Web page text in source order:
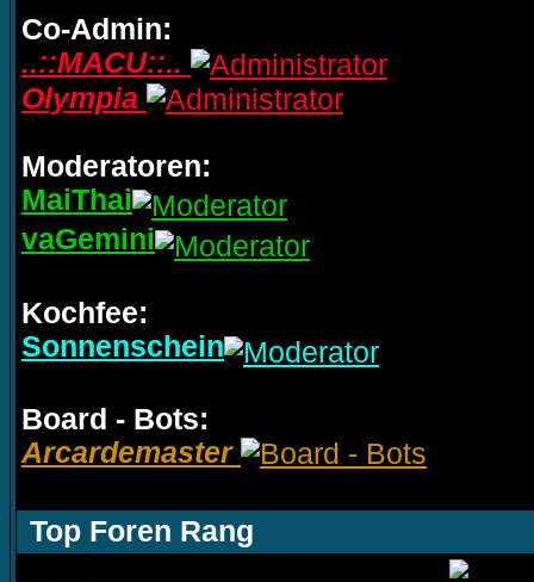
Co-Admin:
..::MACU::..
Olympia
Moderatoren:
MaiThai
vaGemini
Kochfee:
Sonnenschein
Board - Bots:
Arcardemaster
Top Foren Rang